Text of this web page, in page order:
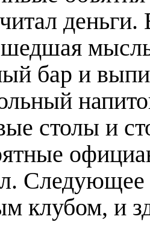
деньги.
бар и
столы и
Следующее
клубом, и